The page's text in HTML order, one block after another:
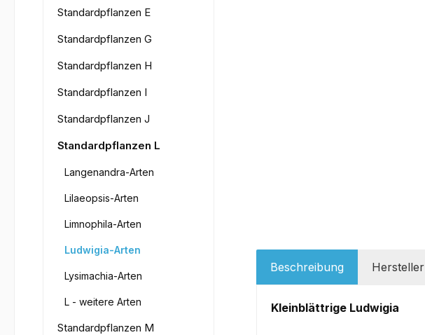
Standardpflanzen E
Standardpflanzen G
Standardpflanzen H
Standardpflanzen I
Standardpflanzen J
Standardpflanzen L
Langenandra-Arten
Lilaeopsis-Arten
Limnophila-Arten
Ludwigia-Arten
Lysimachia-Arten
L - weitere Arten
Standardpflanzen M
Beschreibung Hersteller
Kleinblättrige Ludwigia